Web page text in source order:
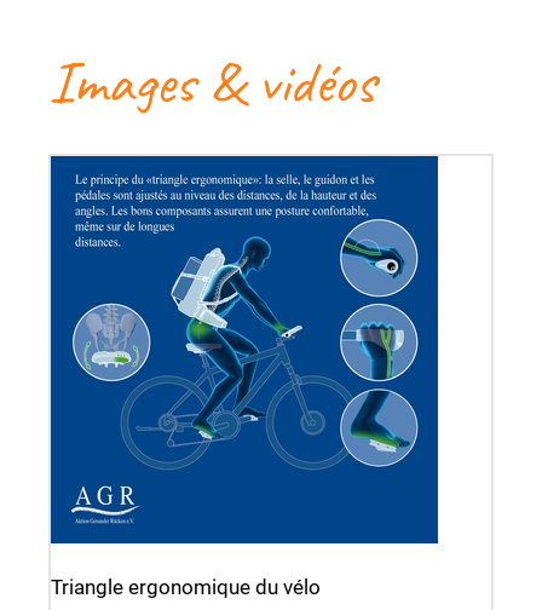
Images & vidéos
Triangle ergonomique du vélo